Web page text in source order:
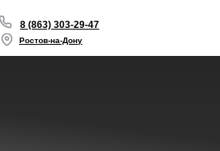
8 (863) 303-29-47
Ростов-на-Дону